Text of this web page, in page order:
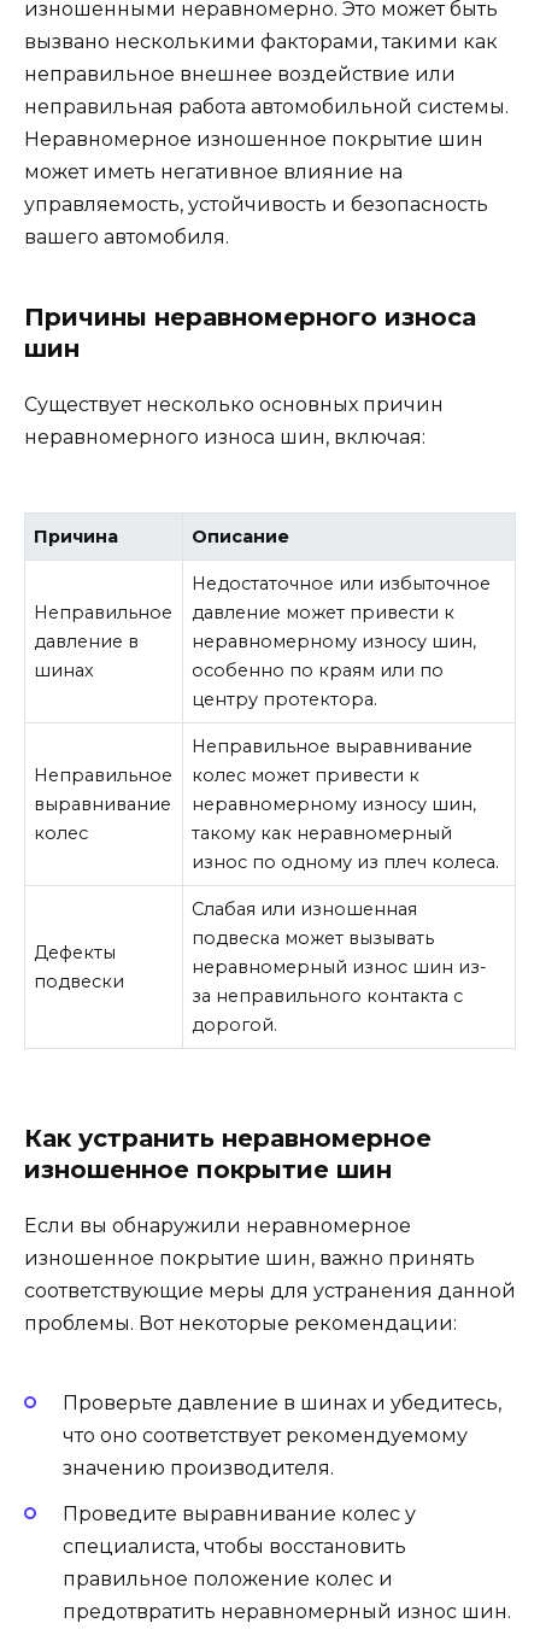
изношенными неравномерно. Это может быть
вызвано несколькими факторами, такими как
неправильное внешнее воздействие или
неправильная работа автомобильной системы.
Неравномерное изношенное покрытие шин
может иметь негативное влияние на
управляемость, устойчивость и безопасность
вашего автомобиля.
Причины неравномерного износа
шин
Существует несколько основных причин
неравномерного износа шин, включая:
Причина Описание
Неправильное
давление в
шинах
Недостаточное или избыточное
давление может привести к
неравномерному износу шин,
особенно по краям или по
центру протектора.
Неправильное
выравнивание
колес
Неправильное выравнивание
колес может привести к
неравномерному износу шин,
такому как неравномерный
износ по одному из плеч колеса.
Дефекты
подвески
Слабая или изношенная
подвеска может вызывать
неравномерный износ шин из-
за неправильного контакта с
дорогой.
Как устранить неравномерное
изношенное покрытие шин
Если вы обнаружили неравномерное
изношенное покрытие шин, важно принять
соответствующие меры для устранения данной
проблемы. Вот некоторые рекомендации:
Проверьте давление в шинах и убедитесь,
что оно соответствует рекомендуемому
значению производителя.
Проведите выравнивание колес у
специалиста, чтобы восстановить
правильное положение колес и
предотвратить неравномерный износ шин.